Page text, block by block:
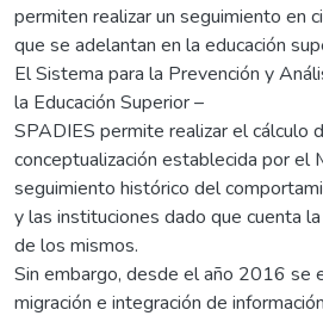
permiten realizar un seguimiento en
que se adelantan en la educación
El Sistema para la Prevención y
la Educación Superior –
SPADIES permite realizar el cálculo
conceptualización establecida por el
seguimiento histórico del
y las instituciones dado que cuenta
de los mismos.
Sin embargo, desde el año 2016 se
migración e integración de